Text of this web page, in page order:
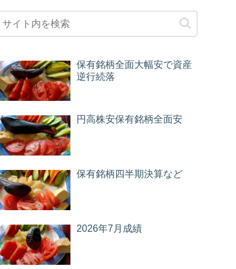
保有銘柄全面大幅安で資産
逆行続落
円高株安保有銘柄全面安
保有銘柄四半期決算など
2026年7月成績